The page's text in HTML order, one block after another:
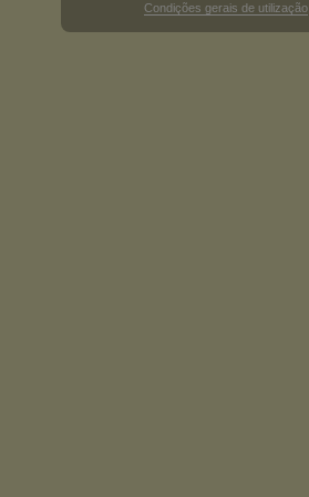
Condições gerais de utilização